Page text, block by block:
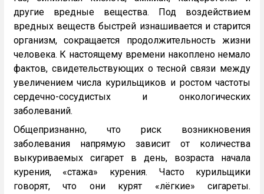
другие вредные вещества. Под воздействием
вредных веществ быстрей изнашивается и старится
организм, сокращается продолжительность жизни
человека. К настоящему времени накоплено немало
фактов, свидетельствующих о тесной связи между
увеличением числа курильщиков и ростом частоты
сердечно-сосудистых и онкологических
заболеваний.
Общепризнанно, что риск возникновения
заболевания напрямую зависит от количества
выкуриваемых сигарет в день, возраста начала
курения, «стажа» курения. Часто курильщики
говорят, что они курят «лёгкие» сигареты.